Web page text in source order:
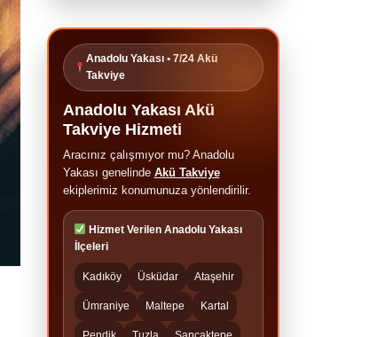
Anadolu Yakası • 7/24 Akü
Takviye
Anadolu Yakası Akü
Takviye Hizmeti
Aracınız çalışmıyor mu? Anadolu
Yakası genelinde Akü Takviye
ekiplerimiz konumunuza yönlendirilir.
Hizmet Verilen Anadolu Yakası
İlçeleri
Kadıköy Üsküdar Ataşehir
Ümraniye Maltepe Kartal